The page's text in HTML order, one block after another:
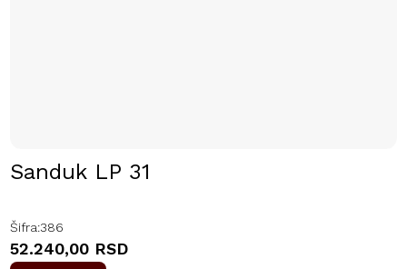
Sanduk LP 31
Šifra:386
52.240,00 RSD